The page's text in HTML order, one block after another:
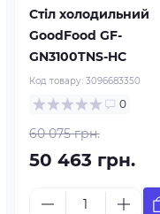
Стіл холодильний
GoodFood GF-
GN3100TNS-HC
Код товару: 3096683350
0
60 075 грн.
50 463 грн.